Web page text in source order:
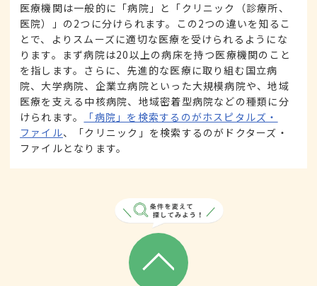
医療機関は一般的に「病院」と「クリニック（診療所、
医院）」の2つに分けられます。この2つの違いを知るこ
とで、よりスムーズに適切な医療を受けられるようにな
ります。まず病院は20以上の病床を持つ医療機関のこと
を指します。さらに、先進的な医療に取り組む国立病
院、大学病院、企業立病院といった大規模病院や、地域
医療を支える中核病院、地域密着型病院などの種類に分
けられます。
「病院」を検索するのがホスピタルズ・
ファイル、「クリニック」を検索するのがドクターズ・
ファイルとなります。